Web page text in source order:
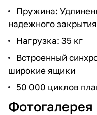
Пружина:
надежного закрытия
Нагрузка: 35 кг
Встроенный
широкие ящики
50 000 циклов
Фотогалерея